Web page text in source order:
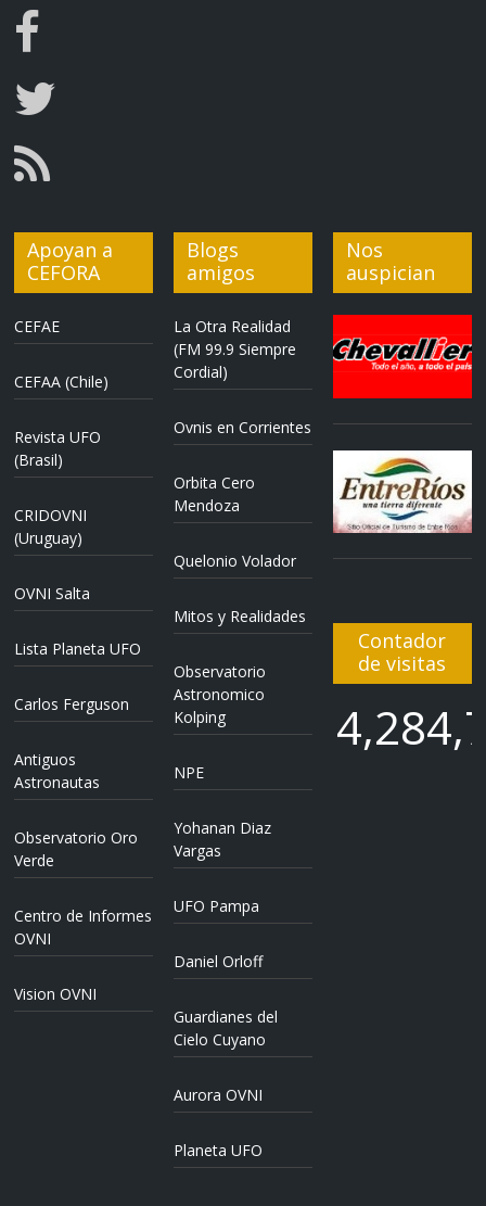
Apoyan a
CEFORA
CEFAE
CEFAA (Chile)
Revista UFO
(Brasil)
CRIDOVNI
(Uruguay)
OVNI Salta
Lista Planeta UFO
Carlos Ferguson
Antiguos
Astronautas
Observatorio Oro
Verde
Centro de Informes
OVNI
Vision OVNI
Blogs
amigos
La Otra Realidad
(FM 99.9 Siempre
Cordial)
Ovnis en Corrientes
Orbita Cero
Mendoza
Quelonio Volador
Mitos y Realidades
Observatorio
Astronomico
Kolping
NPE
Yohanan Diaz
Vargas
UFO Pampa
Daniel Orloff
Guardianes del
Cielo Cuyano
Aurora OVNI
Planeta UFO
Nos
auspician
Contador
de visitas